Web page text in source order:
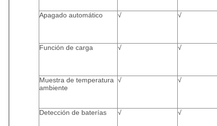
Apagado automático √ √
Función de carga √ √
Muestra de temperatura
ambiente
√ √
Detección de baterías √ √